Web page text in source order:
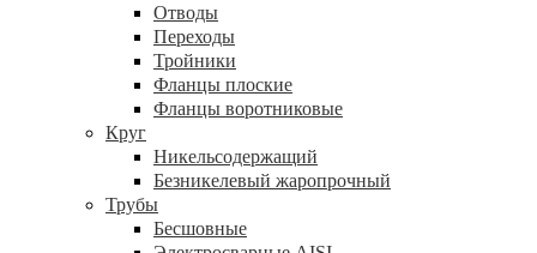
Отводы
Переходы
Тройники
Фланцы плоские
Фланцы воротниковые
Круг
Никельсодержащий
Безникелевый жаропрочный
Трубы
Бесшовные